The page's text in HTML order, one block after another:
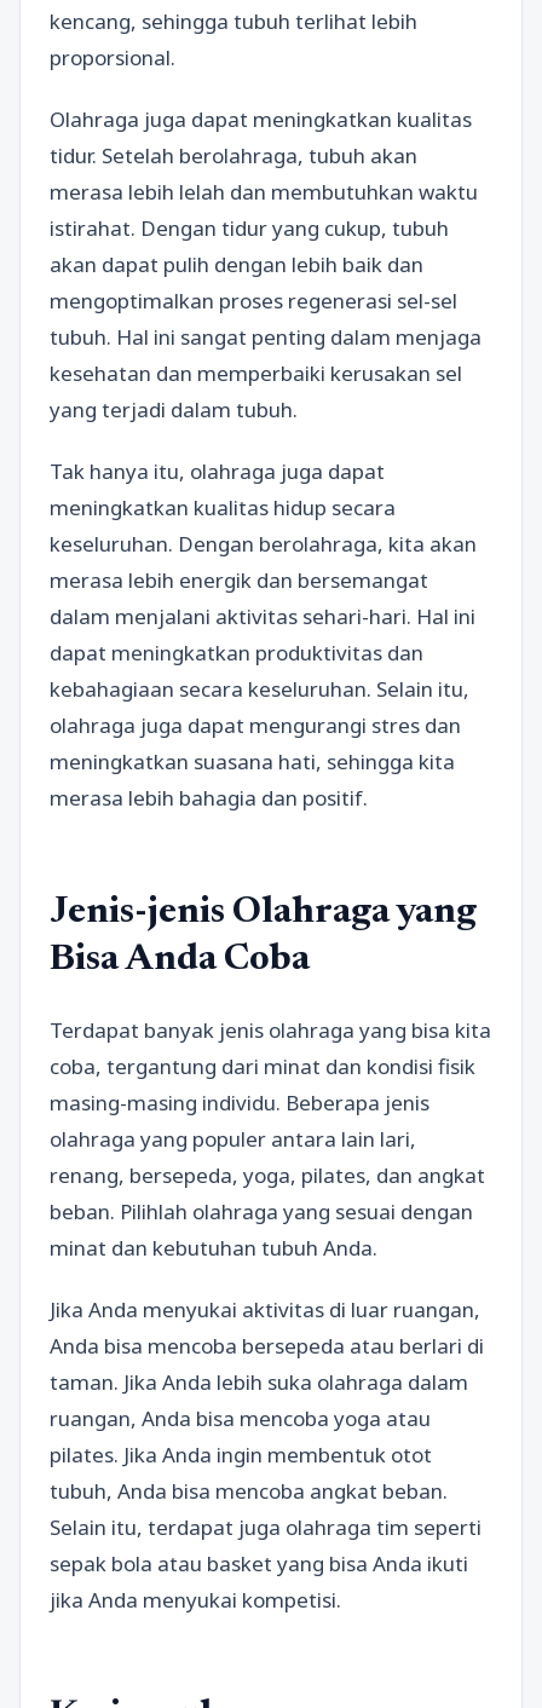
kencang, sehingga tubuh terlihat lebih
proporsional.
Olahraga juga dapat meningkatkan kualitas
tidur. Setelah berolahraga, tubuh akan
merasa lebih lelah dan membutuhkan waktu
istirahat. Dengan tidur yang cukup, tubuh
akan dapat pulih dengan lebih baik dan
mengoptimalkan proses regenerasi sel-sel
tubuh. Hal ini sangat penting dalam menjaga
kesehatan dan memperbaiki kerusakan sel
yang terjadi dalam tubuh.
Tak hanya itu, olahraga juga dapat
meningkatkan kualitas hidup secara
keseluruhan. Dengan berolahraga, kita akan
merasa lebih energik dan bersemangat
dalam menjalani aktivitas sehari-hari. Hal ini
dapat meningkatkan produktivitas dan
kebahagiaan secara keseluruhan. Selain itu,
olahraga juga dapat mengurangi stres dan
meningkatkan suasana hati, sehingga kita
merasa lebih bahagia dan positif.
Jenis-jenis Olahraga yang
Bisa Anda Coba
Terdapat banyak jenis olahraga yang bisa kita
coba, tergantung dari minat dan kondisi fisik
masing-masing individu. Beberapa jenis
olahraga yang populer antara lain lari,
renang, bersepeda, yoga, pilates, dan angkat
beban. Pilihlah olahraga yang sesuai dengan
minat dan kebutuhan tubuh Anda.
Jika Anda menyukai aktivitas di luar ruangan,
Anda bisa mencoba bersepeda atau berlari di
taman. Jika Anda lebih suka olahraga dalam
ruangan, Anda bisa mencoba yoga atau
pilates. Jika Anda ingin membentuk otot
tubuh, Anda bisa mencoba angkat beban.
Selain itu, terdapat juga olahraga tim seperti
sepak bola atau basket yang bisa Anda ikuti
jika Anda menyukai kompetisi.